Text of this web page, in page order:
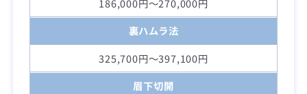
裏ハムラ法
325,700円～397,100円
眉下切開